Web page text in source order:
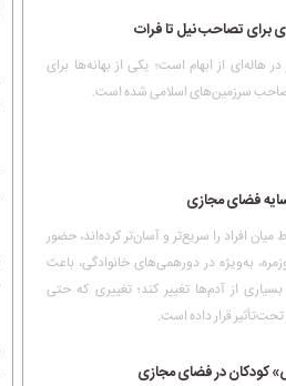
برای تصاحب نیل تا فرات
هاله‌ای از ابهام است؛ یکی از بهانه‌ها برای
سرزمین‌های اسلامی شده است.
فضای مجازی
افراد را سریع‌تر و آسان‌تر کرده‌اند، حضور
به‌ویژه در دورهمی‌های خانوادگی، باعث
از آدم‌ها تغییر کند؛ تغییری که حتی
قرار داده است.
کودکان در فضای مجازی